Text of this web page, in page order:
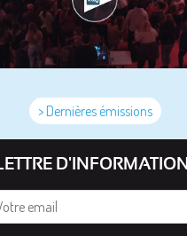
> Dernières émissions
D'INFORMATION